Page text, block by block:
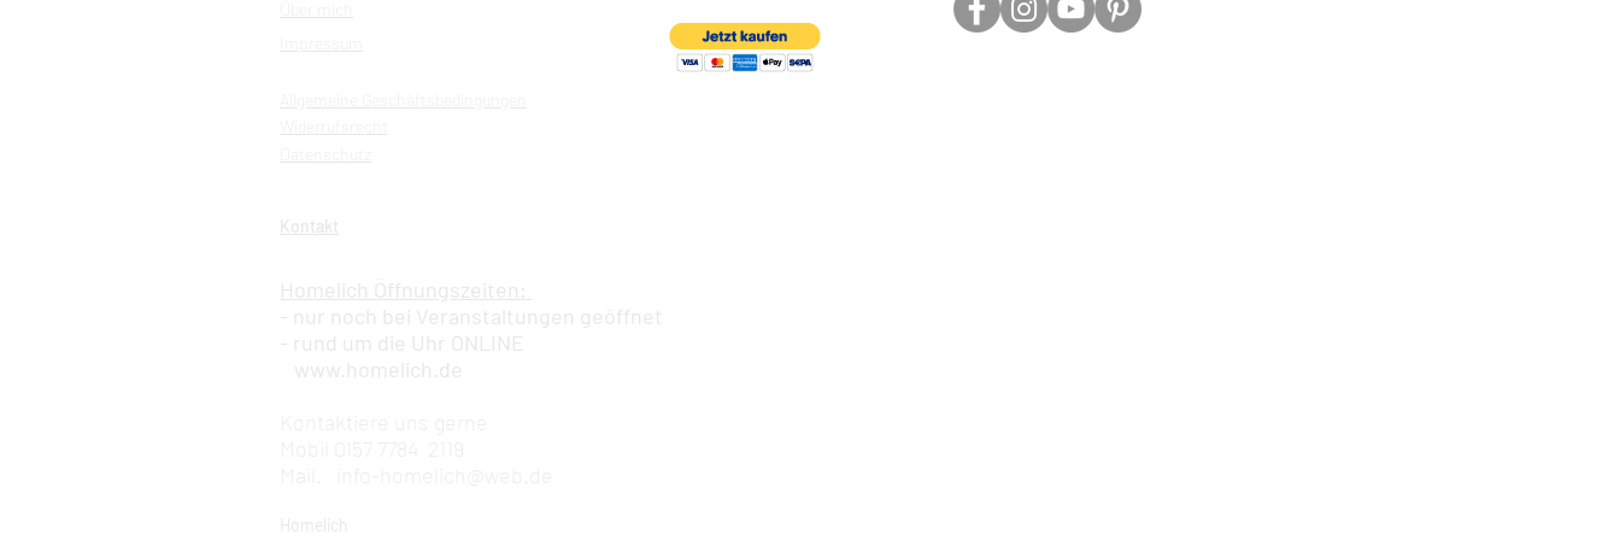
Kontakt
Homelich Öffnungszeiten:
- nur noch bei Veranstaltungen geöffnet
- rund um die Uhr ONLINE
www.homelich.de
Kontaktiere uns gerne
Mobil 0157 7784 2119
info-homelich@web.de
Homelich